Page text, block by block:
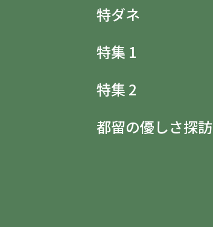
特ダネ
特集 1
特集 2
都留の優しさ探訪